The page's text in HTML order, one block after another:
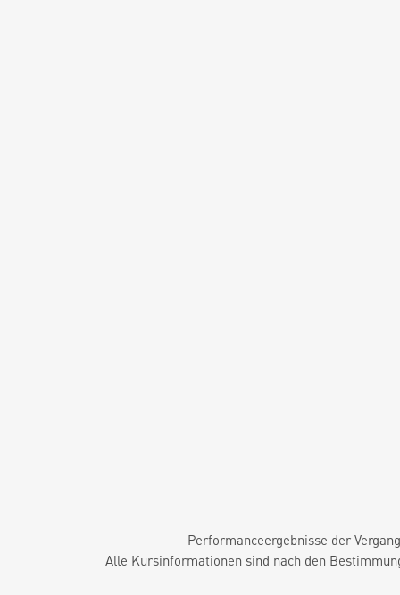
Performanceergebnisse der
Alle Kursinformationen sind nach den